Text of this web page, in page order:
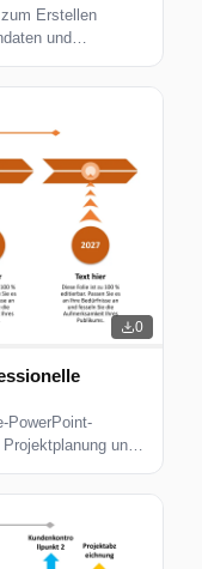
Erstellen
und
0
PowerPoint-
und